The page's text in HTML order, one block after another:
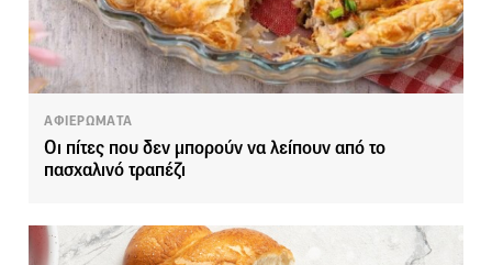
ΑΦΙΕΡΩΜΑΤΑ
Οι πίτες που δεν μπορούν να λείπουν από το
πασχαλινό τραπέζι